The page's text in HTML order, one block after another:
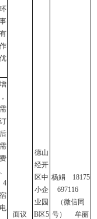
面议
德山
经开
区中
小企
业园
B区5
杨娟 18175
697116
（微信同
号） 牟丽
4